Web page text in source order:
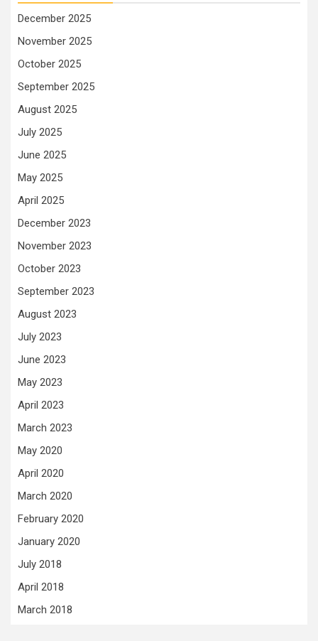
December 2025
November 2025
October 2025
September 2025
August 2025
July 2025
June 2025
May 2025
April 2025
December 2023
November 2023
October 2023
September 2023
August 2023
July 2023
June 2023
May 2023
April 2023
March 2023
May 2020
April 2020
March 2020
February 2020
January 2020
July 2018
April 2018
March 2018